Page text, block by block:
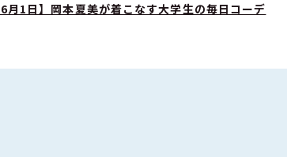
6月1日】岡本夏美が着こなす大学生の毎日コーデ